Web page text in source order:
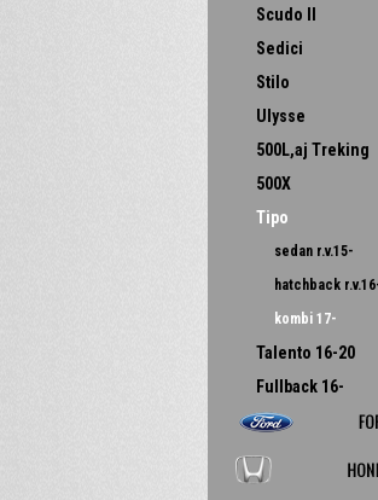
Scudo II
Sedici
Stilo
Ulysse
500L,aj Treking
500X
Tipo
sedan r.v.15-
hatchback
kombi 17-
Talento 16-20
Fullback 16-